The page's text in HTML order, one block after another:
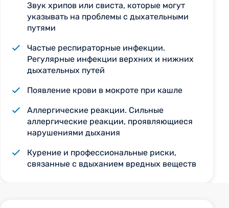
Звук хрипов или свиста, которые могут
указывать на проблемы с дыхательными
путями
Частые респираторные инфекции.
Регулярные инфекции верхних и нижних
дыхательных путей
Появление крови в мокроте при кашле
Аллергические реакции. Сильные
аллергические реакции, проявляющиеся
нарушениями дыхания
Курение и профессиональные риски,
связанные с вдыханием вредных веществ